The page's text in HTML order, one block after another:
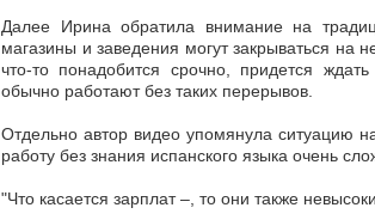
Далее Ирина обратила внимание на
магазины и заведения могут закрываться на
что-то понадобится срочно, придется
обычно работают без таких перерывов.
Отдельно автор видео упомянула ситуацию
работу без знания испанского языка очень
"Что касается зарплат –, то они также